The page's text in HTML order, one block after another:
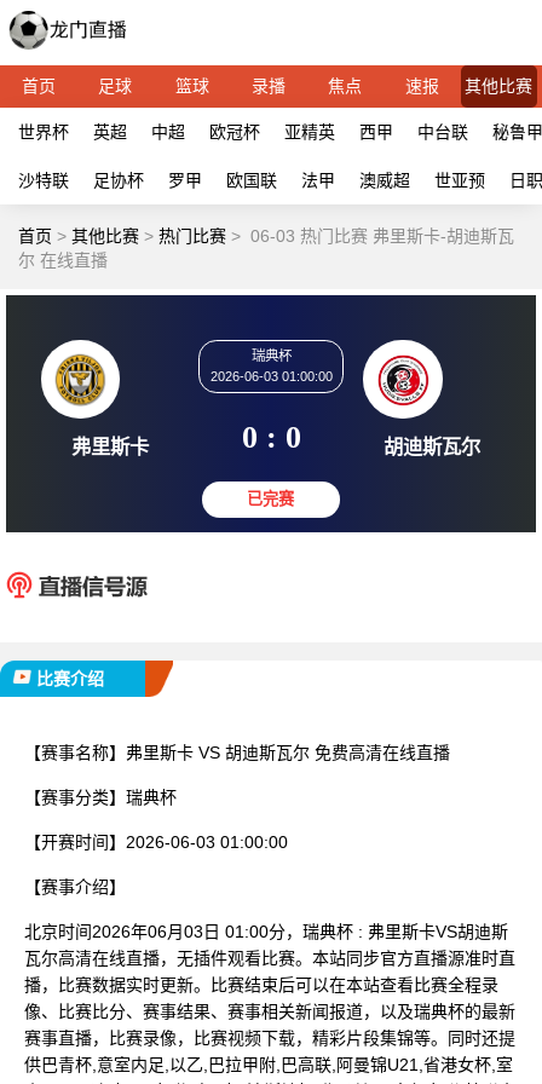
首页 足球 篮球 录播 焦点 速报 其他比赛
世界杯 英超 中超 欧冠杯 亚精英 西甲 中台联 秘鲁甲
沙特联 足协杯 罗甲 欧国联 法甲 澳威超 世亚预 日
首页 > 其他比赛 > 热门比赛 > 06-03 热门比赛 弗里斯卡-胡迪斯瓦
尔 在线直播
2026-06-03 01:00:00
0 : 0
比赛介绍
【赛事名称】 弗里斯卡 VS 胡迪斯瓦尔 免费高清在线直播
【赛事分类】 瑞典杯
【开赛时间】 2026-06-03 01:00:00
【赛事介绍】
北京时间2026年06月03日 01:00分，瑞典杯 : 弗里斯卡VS胡迪斯
瓦尔高清在线直播，无插件观看比赛。本站同步官方直播源准时直
播，比赛数据实时更新。比赛结束后可以在本站查看比赛全程录
像、比赛比分、赛事结果、赛事相关新闻报道，以及瑞典杯的最新
赛事直播，比赛录像，比赛视频下载，精彩片段集锦等。同时还提
供巴青杯,意室内足,以乙,巴拉甲附,巴高联,阿曼锦U21,省港女杯,室